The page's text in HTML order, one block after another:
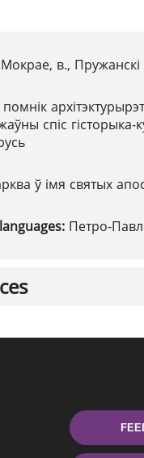
в.,
помнік
спіс
ў імя святых
Петро-